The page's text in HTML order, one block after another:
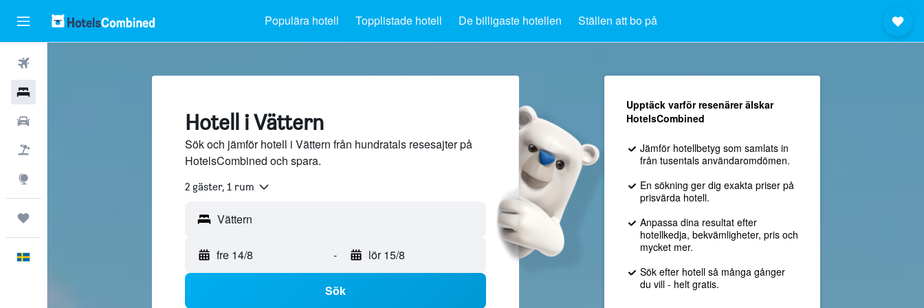
Populära hotell Topplistade hotell De billigaste hotellen Ställen att bo på
Hotell i Vättern
Sök och jämför hotell i Vättern från hundratals resesajter på
HotelsCombined och spara.
2 gäster, 1 rum
fre 14/8 - lör 15/8
Sök
Upptäck varför resenärer älskar
HotelsCombined
Jämför hotellbetyg som samlats in
från tusentals användaromdömen.
En sökning ger dig exakta priser på
prisvärda hotell.
Anpassa dina resultat efter
hotellkedja, bekvämligheter, pris och
mycket mer.
Sök efter hotell så många gånger
du vill - helt gratis.